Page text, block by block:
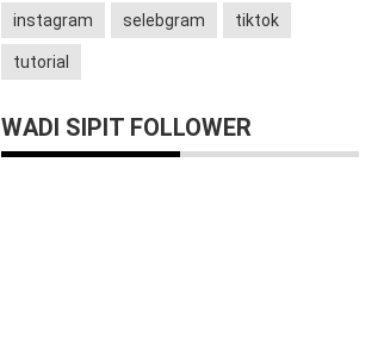
instagram selebgram tiktok
tutorial
WADI SIPIT FOLLOWER